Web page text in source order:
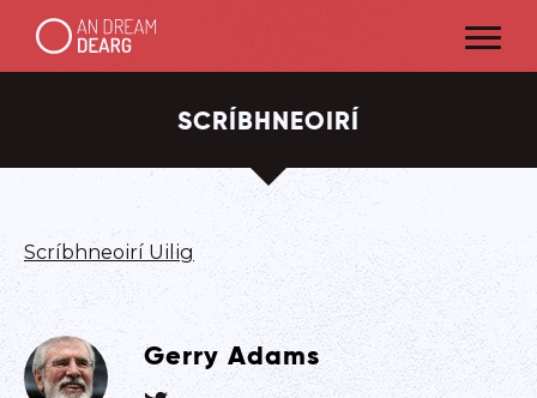
SCRÍBHNEOIRÍ
Scríbhneoirí Uilig
Gerry Adams